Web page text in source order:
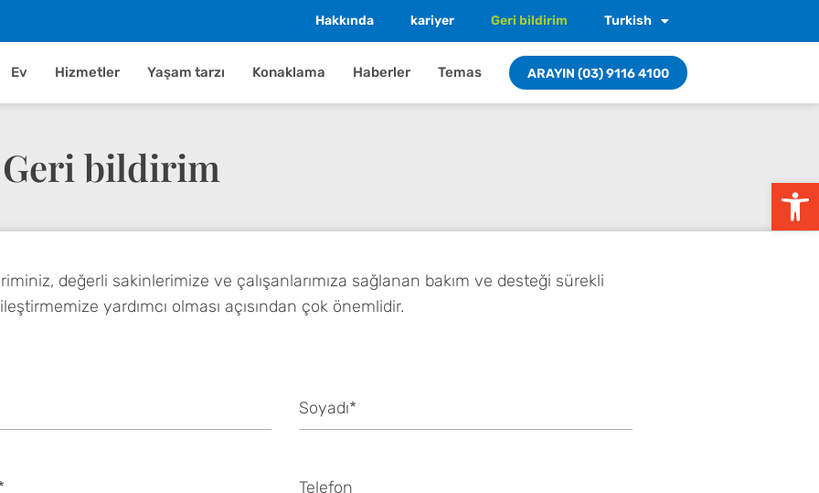
Araç çubuğunu aç
Hakkında kariyer Geri bildirim Turkish
Ev Hizmetler Yaşam tarzı Konaklama Haberler Temas ARAYIN (03) 9116 4100
Geri bildirim
değerli sakinlerimize ve çalışanlarımıza sağlanan bakım ve desteği sürekli
yardımcı olması açısından çok önemlidir.